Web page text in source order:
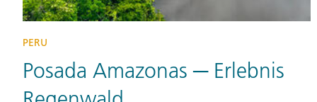
PERU
Posada Amazonas ─ Erlebnis